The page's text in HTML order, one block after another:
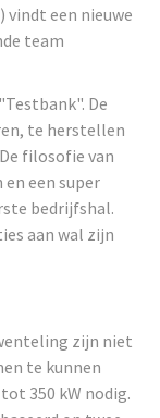
vindt een nieuwe
team
De
te herstellen
filosofie van
een super
bedrijfshal.
aan wal zijn
zijn niet
te kunnen
350 kW nodig.